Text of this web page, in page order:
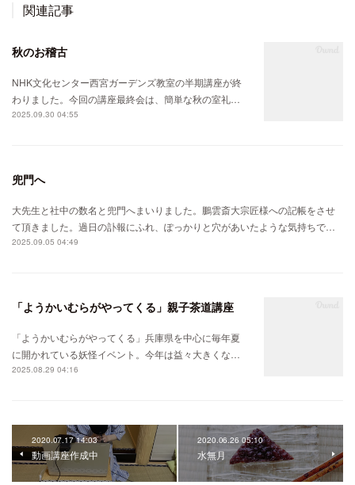
関連記事
秋のお稽古
NHK文化センター西宮ガーデンズ教室の半期講座が終
わりました。今回の講座最終会は、簡単な秋の室礼…
2025.09.30 04:55
兜門へ
大先生と社中の数名と兜門へまいりました。鵬雲斎大宗匠様への記帳をさせ
て頂きました。過日の訃報にふれ、ぽっかりと穴があいたような気持ちで…
2025.09.05 04:49
「ようかいむらがやってくる」親子茶道講座
「ようかいむらがやってくる」兵庫県を中心に毎年夏
に開かれている妖怪イベント。今年は益々大きくな…
2025.08.29 04:16
2020.07.17 14:03
動画講座作成中
2020.06.26 05:10
水無月